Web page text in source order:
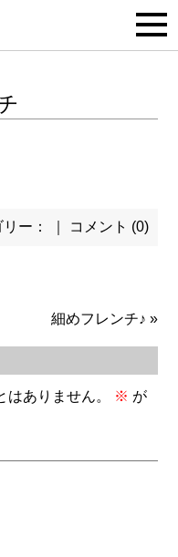
ー： ｜ コメント (0)
細めフレンチ♪ »
ありません。 ※ が